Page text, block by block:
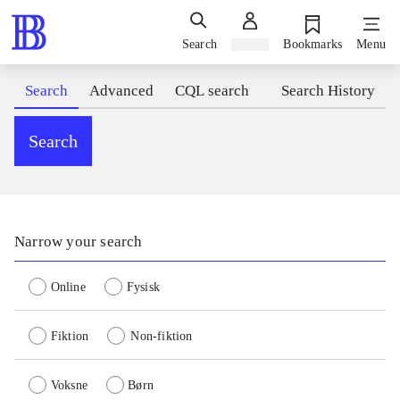
Search Bookmarks Menu
Search Advanced CQL search Search History
Search
Narrow your search
Online Fysisk
Fiktion Non-fiktion
Voksne Børn